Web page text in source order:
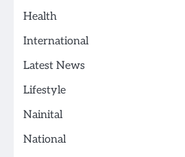
Health
International
Latest News
Lifestyle
Nainital
National